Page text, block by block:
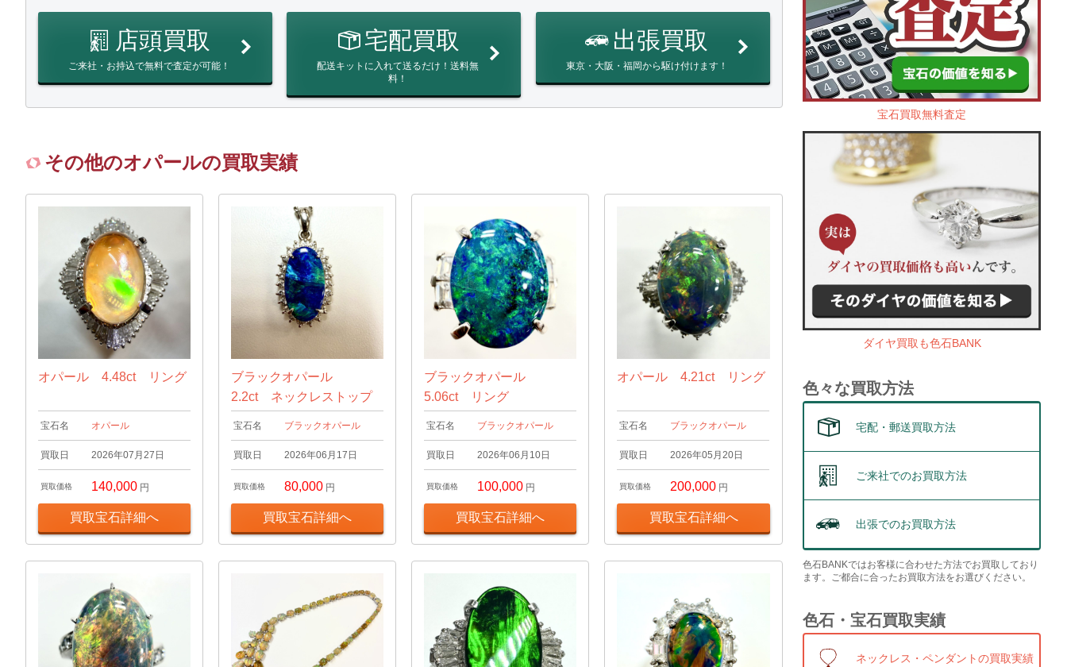
店頭買取
ご来社・お持込で無料で査定が可能！
宅配買取
配送キットに入れて送るだけ！送料無
料！
出張買取
東京・大阪・福岡から駆け付けます！
その他のオパールの買取実績
オパール 4.48ct リング
宝石名 オパール
買取日 2026年07月27日
買取価格 140,000 円
買取宝石詳細へ
ブラックオパール
2.2ct ネックレストップ
宝石名 ブラックオパール
買取日 2026年06月17日
買取価格 80,000 円
買取宝石詳細へ
ブラックオパール
5.06ct リング
宝石名 ブラックオパール
買取日 2026年06月10日
買取価格 100,000 円
買取宝石詳細へ
オパール 4.21ct リング
宝石名 ブラックオパール
買取日 2026年05月20日
買取価格 200,000 円
買取宝石詳細へ
宝石買取無料査定
ダイヤ買取も色石BANK
色々な買取方法
宅配・郵送買取方法
ご来社でのお買取方法
出張でのお買取方法
色石BANKではお客様に合わせた方法でお買取しており
ます。ご都合に合ったお買取方法をお選びください。
色石・宝石買取実績
ネックレス・ペンダントの買取実績